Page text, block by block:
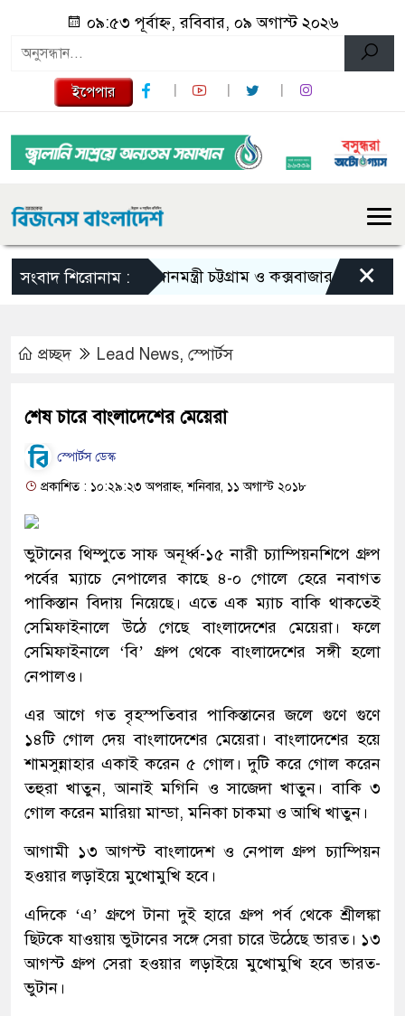
০৯:৫৩ পূর্বাহ্ন, রবিবার, ০৯ অগাস্ট ২০২৬
ইপেপার
সংবাদ শিরোনাম :প্রধানমন্ত্রী চট্টগ্রাম ও কক্সবাজার যাচ্ছেন আজ
×
প্রচ্ছদ Lead News, স্পোর্টস
শেষ চারে বাংলাদেশের মেয়েরা
স্পোর্টস ডেস্ক
প্রকাশিত : ১০:২৯:২৩ অপরাহ্ন, শনিবার, ১১ অগাস্ট ২০১৮
ভুটানের থিম্পুতে সাফ অনূর্ধ্ব-১৫ নারী চ্যাম্পিয়নশিপে গ্রুপ
পর্বের ম্যাচে নেপালের কাছে ৪-০ গোলে হেরে নবাগত
পাকিস্তান বিদায় নিয়েছে। এতে এক ম্যাচ বাকি থাকতেই
সেমিফাইনালে উঠে গেছে বাংলাদেশের মেয়েরা। ফলে
সেমিফাইনালে ‘বি’ গ্রুপ থেকে বাংলাদেশের সঙ্গী হলো
নেপালও।
এর আগে গত বৃহস্পতিবার পাকিস্তানের জলে গুণে গুণে
১৪টি গোল দেয় বাংলাদেশের মেয়েরা। বাংলাদেশের হয়ে
শামসুন্নাহার একাই করেন ৫ গোল। দুটি করে গোল করেন
তহুরা খাতুন, আনাই মগিনি ও সাজেদা খাতুন। বাকি ৩
গোল করেন মারিয়া মান্ডা, মনিকা চাকমা ও আখি খাতুন।
আগামী ১৩ আগস্ট বাংলাদেশ ও নেপাল গ্রুপ চ্যাম্পিয়ন
হওয়ার লড়াইয়ে মুখোমুখি হবে।
এদিকে ‘এ’ গ্রুপে টানা দুই হারে গ্রুপ পর্ব থেকে শ্রীলঙ্কা
ছিটকে যাওয়ায় ভুটানের সঙ্গে সেরা চারে উঠেছে ভারত। ১৩
আগস্ট গ্রুপ সেরা হওয়ার লড়াইয়ে মুখোমুখি হবে ভারত-
ভুটান।